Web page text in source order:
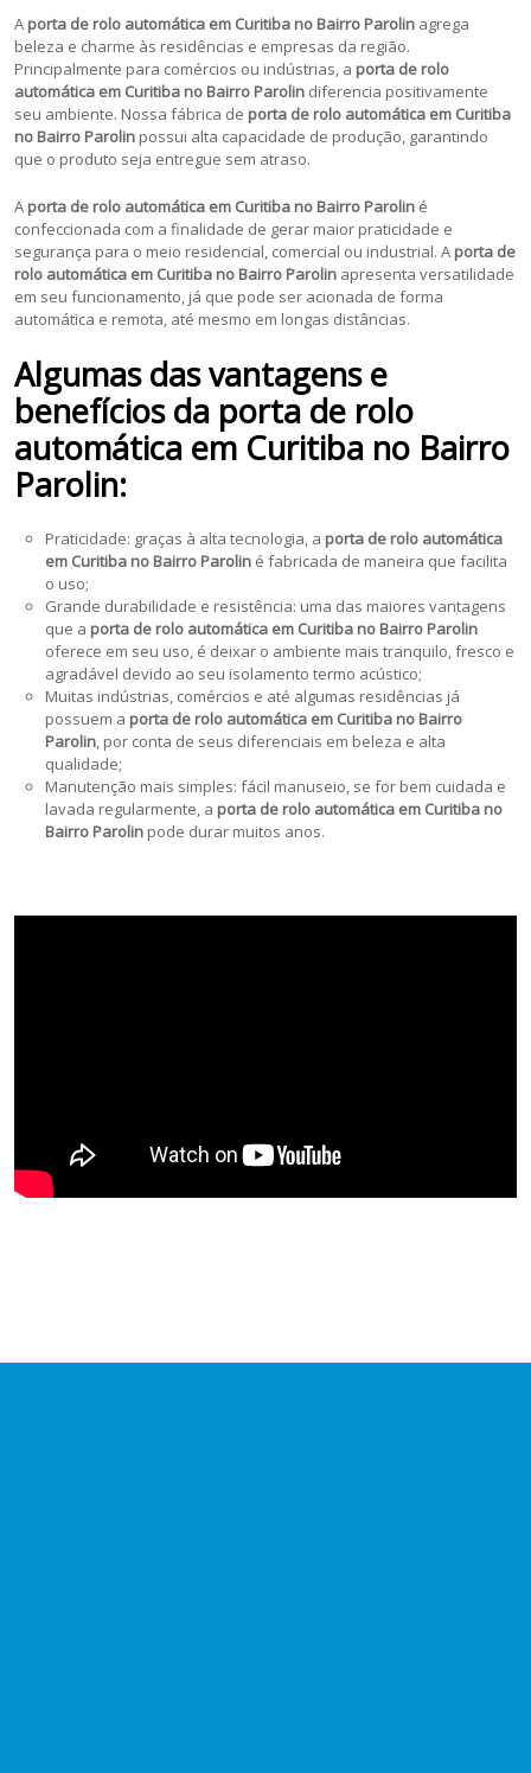
A porta de rolo automática em Curitiba no Bairro Parolin agrega
beleza e charme às residências e empresas da região.
Principalmente para comércios ou indústrias, a porta de rolo
automática em Curitiba no Bairro Parolin diferencia positivamente
seu ambiente. Nossa fábrica de porta de rolo automática em Curitiba
no Bairro Parolin possui alta capacidade de produção, garantindo
que o produto seja entregue sem atraso.
A porta de rolo automática em Curitiba no Bairro Parolin é
confeccionada com a finalidade de gerar maior praticidade e
segurança para o meio residencial, comercial ou industrial. A porta de
rolo automática em Curitiba no Bairro Parolin apresenta versatilidade
em seu funcionamento, já que pode ser acionada de forma
automática e remota, até mesmo em longas distâncias.
Algumas das vantagens e
benefícios da porta de rolo
automática em Curitiba no Bairro
Parolin:
Praticidade: graças à alta tecnologia, a porta de rolo automática
em Curitiba no Bairro Parolin é fabricada de maneira que facilita
o uso;
Grande durabilidade e resistência: uma das maiores vantagens
que a porta de rolo automática em Curitiba no Bairro Parolin
oferece em seu uso, é deixar o ambiente mais tranquilo, fresco e
agradável devido ao seu isolamento termo acústico;
Muitas indústrias, comércios e até algumas residências já
possuem a porta de rolo automática em Curitiba no Bairro
Parolin, por conta de seus diferenciais em beleza e alta
qualidade;
Manutenção mais simples: fácil manuseio, se for bem cuidada e
lavada regularmente, a porta de rolo automática em Curitiba no
Bairro Parolin pode durar muitos anos.